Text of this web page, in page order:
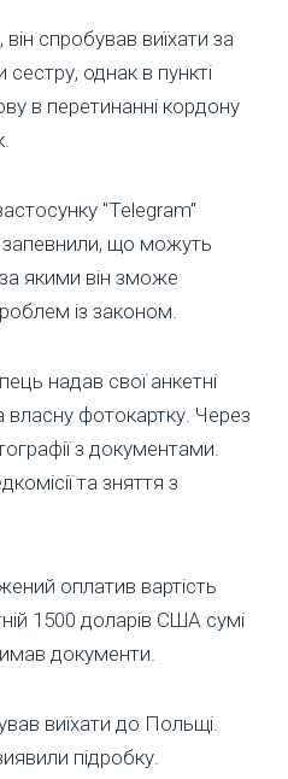
спробував виїхати за
однак в пункті
в перетинанні кордону
"Telegram"
що можуть
якими він зможе
із законом.
надав свої анкетні
власну фотокартку. Через
з документами.
та зняття з
оплатив вартість
1500 доларів США сумі
документи.
виїхати до Польщі.
підробку.